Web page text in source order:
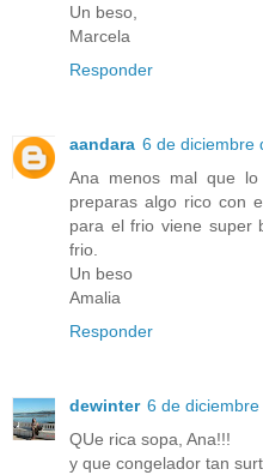
Un beso,
Marcela
Responder
aandara 6 de diciembre
Ana menos mal que
preparas algo rico con
para el frio viene super
frio.
Un beso
Amalia
Responder
dewinter 6 de
QUe rica sopa, Ana!!!
y que congelador tan